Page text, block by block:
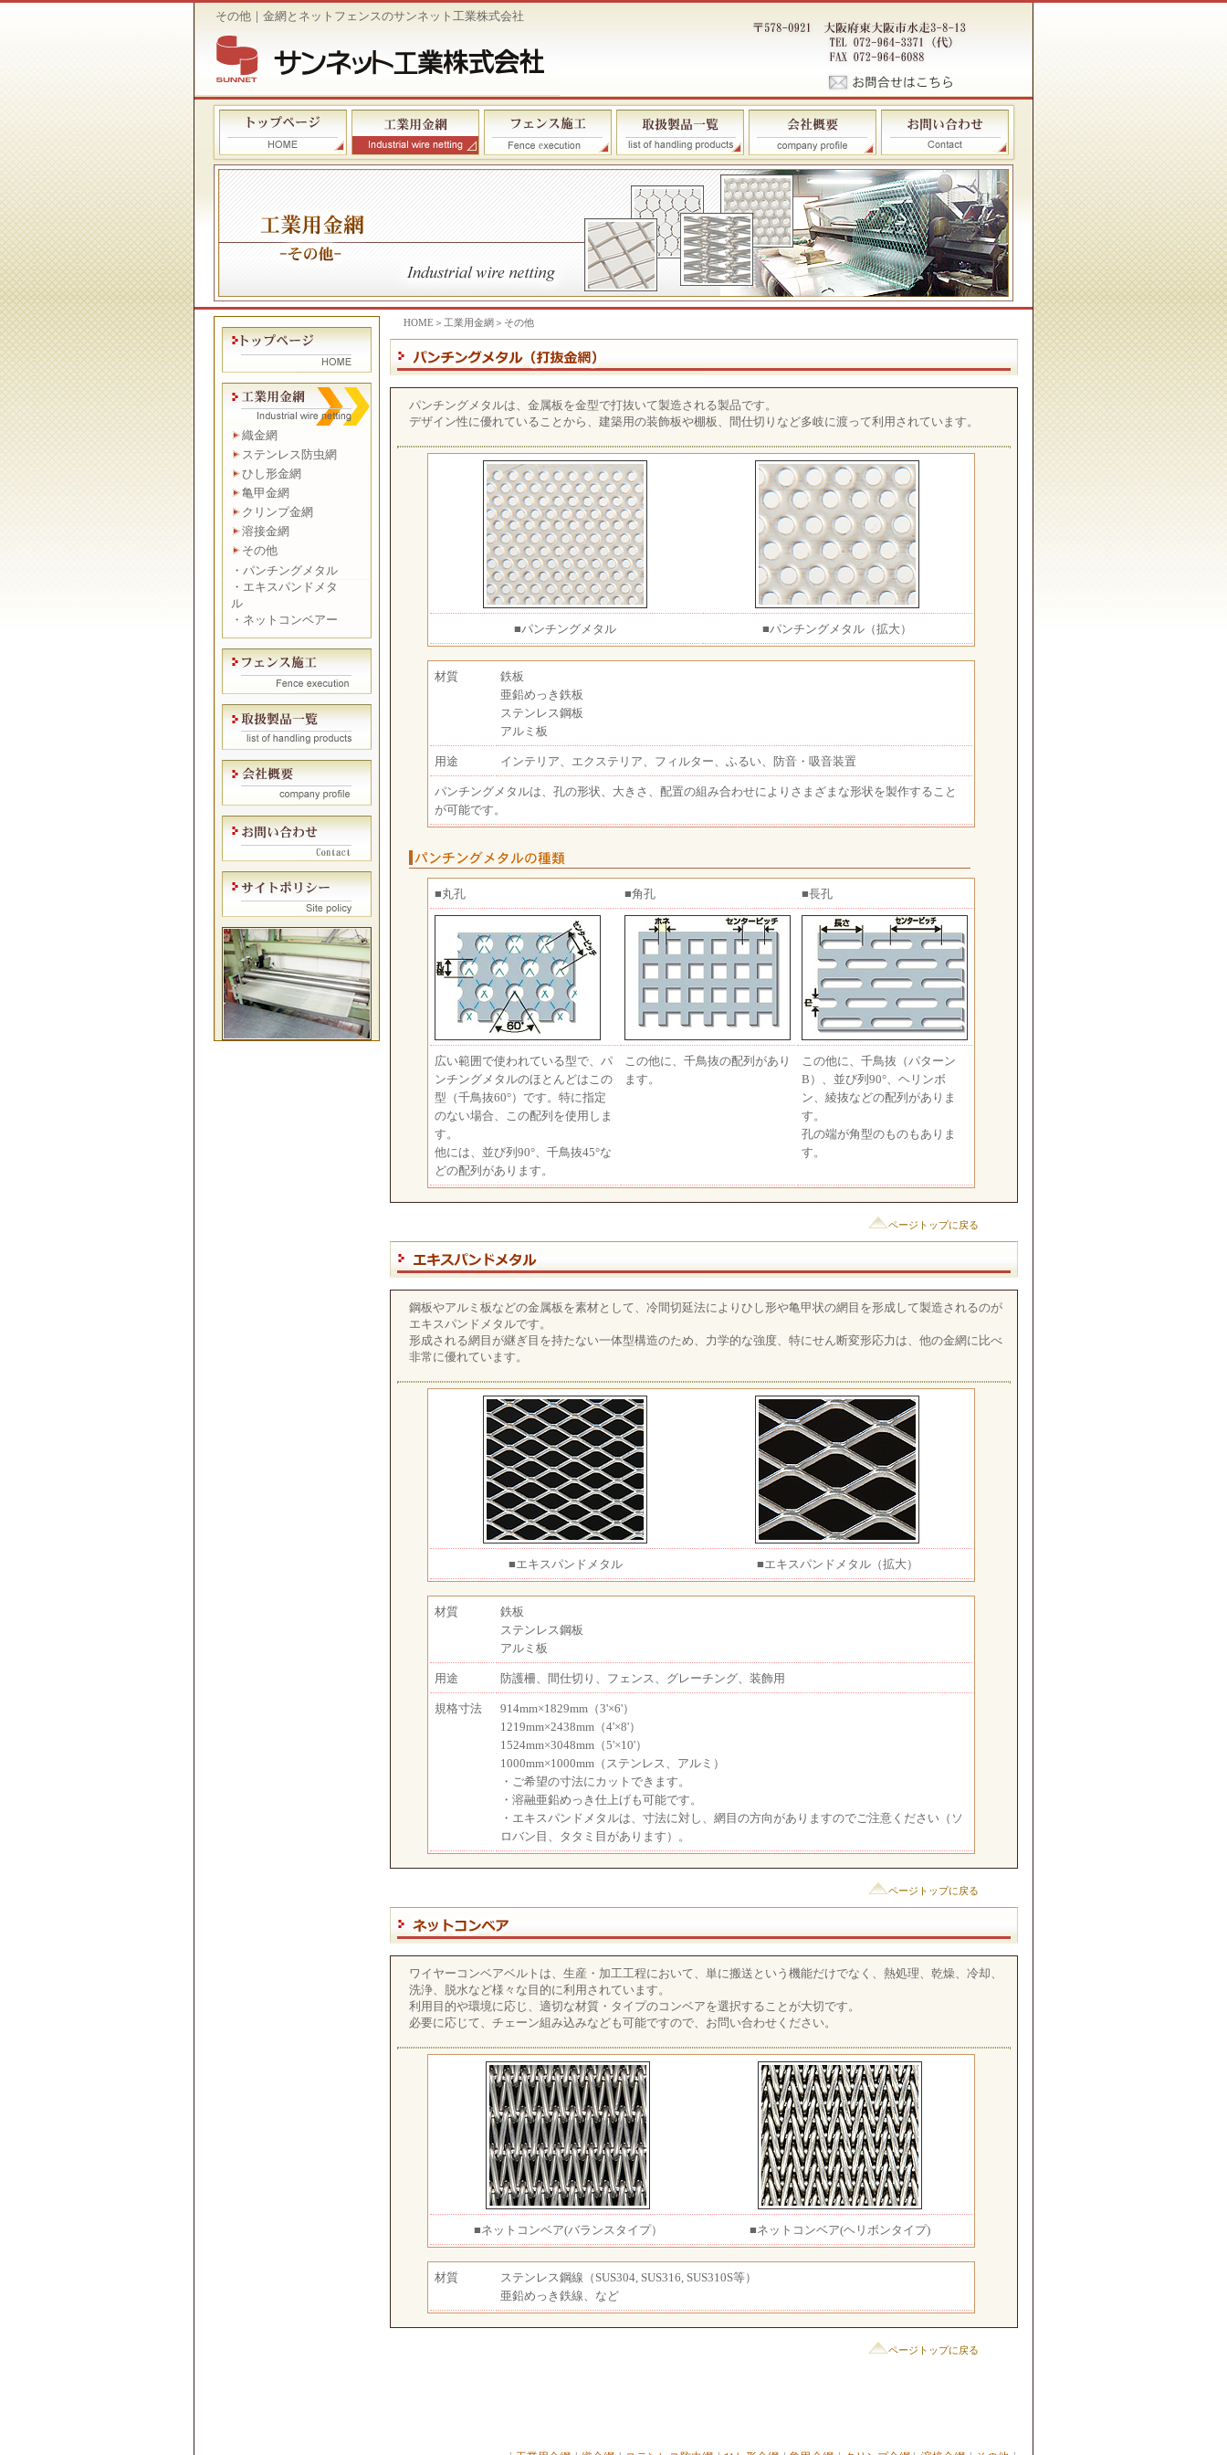
その他｜金網とネットフェンスのサンネット工業株式会社
織金網
ステンレス防虫網
ひし形金網
亀甲金網
クリンプ金網
溶接金網
その他
・ パンチングメタル
・ エキスパンドメタ
ル
・ ネットコンベアー
HOME ＞ 工業用金網＞ その他
パンチングメタルは、金属板を金型で打抜いて製造される製品です。
デザイン性に優れていることから、建築用の装飾板や棚板、間仕切りなど多岐に渡って利用されています。
■パンチングメタル ■パンチングメタル（拡大）
材質
鉄板
亜鉛めっき鉄板
ステンレス鋼板
アルミ板
用途 インテリア、エクステリア、フィルター、ふるい、防音・吸音装置
パンチングメタルは、孔の形状、大きさ、配置の組み合わせによりさまざまな形状を製作すること
が可能です。
■丸孔 ■角孔 ■長孔
広い範囲で使われている型で、パ
ンチングメタルのほとんどはこの
型（千鳥抜60°）です。特に指定
のない場合、この配列を使用しま
す。
他には、並び列90°、千鳥抜45°な
どの配列があります。
この他に、千鳥抜の配列があり
ます。
この他に、千鳥抜（パターン
B）、並び列90°、ヘリンボ
ン、綾抜などの配列がありま
す。
孔の端が角型のものもありま
す。
ページトップに戻る
鋼板やアルミ板などの金属板を素材として、冷間切延法によりひし形や亀甲状の網目を形成して製造されるのが
エキスパンドメタルです。
形成される網目が継ぎ目を持たない一体型構造のため、力学的な強度、特にせん断変形応力は、他の金網に比べ
非常に優れています。
■エキスパンドメタル ■エキスパンドメタル（拡大）
材質
鉄板
ステンレス鋼板
アルミ板
用途 防護柵、間仕切り、フェンス、グレーチング、装飾用
規格寸法
914mm×1829mm（3'×6'）
1219mm×2438mm（4'×8'）
1524mm×3048mm（5'×10'）
1000mm×1000mm（ステンレス、アルミ）
・ご希望の寸法にカットできます。
・溶融亜鉛めっき仕上げも可能です。
・エキスパンドメタルは、寸法に対し、網目の方向がありますのでご注意ください（ソ
ロバン目、タタミ目があります）。
ページトップに戻る
ワイヤーコンベアベルトは、生産・加工工程において、単に搬送という機能だけでなく、熱処理、乾燥、冷却、
洗浄、脱水など様々な目的に利用されています。
利用目的や環境に応じ、適切な材質・タイプのコンベアを選択することが大切です。
必要に応じて、チェーン組み込みなども可能ですので、お問い合わせください。
■ネットコンベア(バランスタイプ） ■ネットコンベア(ヘリボンタイプ)
材質
ステンレス鋼線（SUS304, SUS316, SUS310S等）
亜鉛めっき鉄線、など
ページトップに戻る